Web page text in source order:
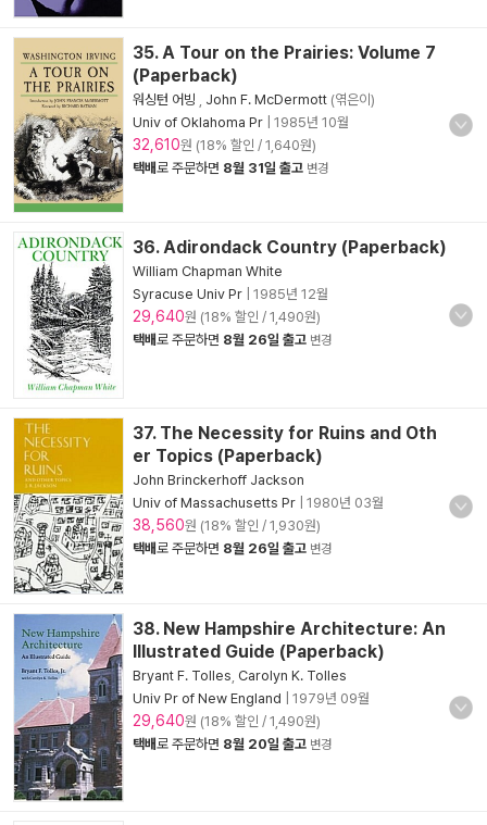
35. A Tour on the Prairies: Volume 7
(Paperback)
워싱턴 어빙 John F. McDermott (엮은이)
Univ of Oklahoma Pr
1985년 10월
32,610원 (18% 할인 / 1,640원)
택배로 주문하면 8월 31일 출고 변경
36. Adirondack Country (Paperback)
William Chapman White
Syracuse Univ Pr
1985년 12월
29,640원 (18% 할인 / 1,490원)
택배로 주문하면 8월 26일 출고 변경
37. The Necessity for Ruins and Oth
er Topics (Paperback)
John Brinckerhoff Jackson
Univ of Massachusetts Pr
1980년 03월
38,560원 (18% 할인 / 1,930원)
택배로 주문하면 8월 26일 출고 변경
38. New Hampshire Architecture: An
Illustrated Guide (Paperback)
Bryant F. Tolles Carolyn K. Tolles
Univ Pr of New England
1979년 09월
29,640원 (18% 할인 / 1,490원)
택배로 주문하면 8월 20일 출고 변경